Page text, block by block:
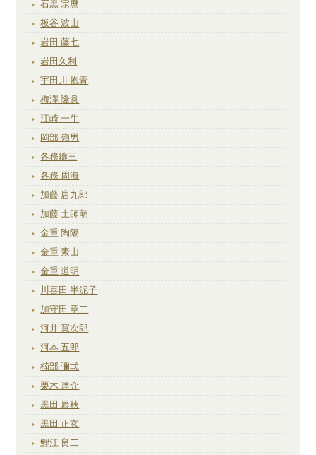
石黒 宗麿
板谷 波山
岩田 藤七
岩田久利
宇田川 抱青
梅澤 隆眞
江崎 一生
岡部 嶺男
各務鑛三
各務 周海
加藤 唐九郎
加藤 土師萌
金重 陶陽
金重 素山
金重 道明
川喜田 半泥子
加守田 章二
河井 寛次郎
河本 五郎
楠部 彌弌
栗木 達介
黒田 辰秋
黒田 正玄
鯉江 良二